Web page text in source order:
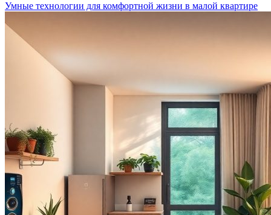
Умные технологии для комфортной жизни в малой квартире